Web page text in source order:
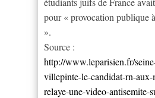
pour « provocation publique
».
Source :
http://www.leparisien.fr/
villepinte-le-candidat-rn-
relaye-une-video-antisemite-